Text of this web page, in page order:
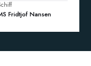
Fridtjof Nansen